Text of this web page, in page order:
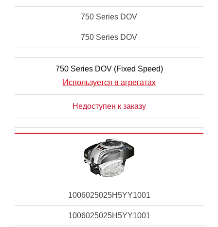
750 Series DOV
750 Series DOV
750 Series DOV (Fixed Speed)
Используется в агрегатах
Недоступен к заказу
1006025025H5YY1001
1006025025H5YY1001